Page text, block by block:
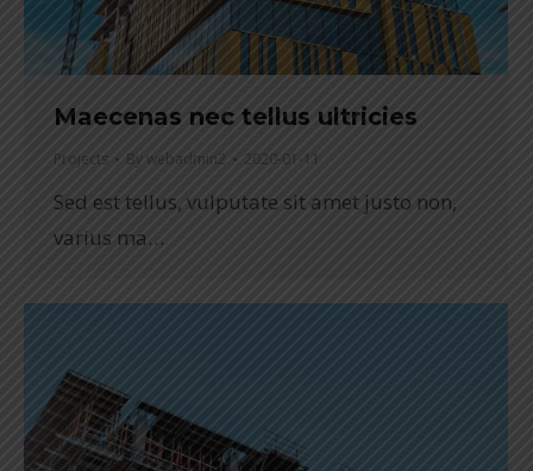
Maecenas nec tellus ultricies
Projects By webadmin2 2020-01-11
Sed est tellus, vulputate sit amet justo non,
varius ma…